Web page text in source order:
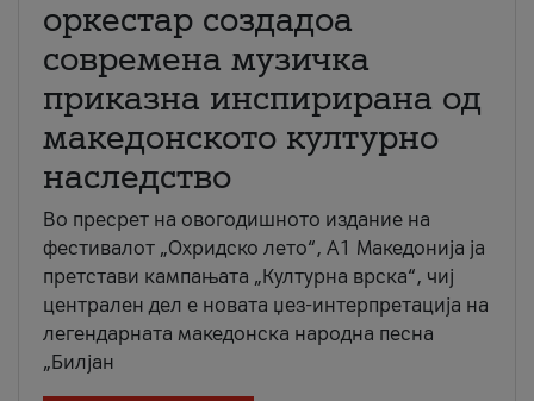
оркестар создадоа
современа музичка
приказна инспирирана од
македонското културно
наследство
Во пресрет на овогодишното издание на
фестивалот „Охридско лето“, А1 Македонија ја
претстави кампањата „Културна врска“, чиј
централен дел е новата џез-интерпретација на
легендарната македонска народна песна
„Билјан